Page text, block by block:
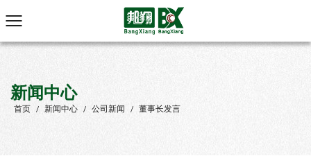
新闻中心
首页 / 新闻中心 / 公司新闻 / 董事长发言